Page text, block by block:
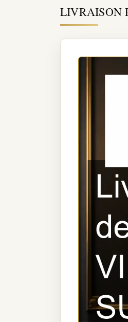
LIVRAISON